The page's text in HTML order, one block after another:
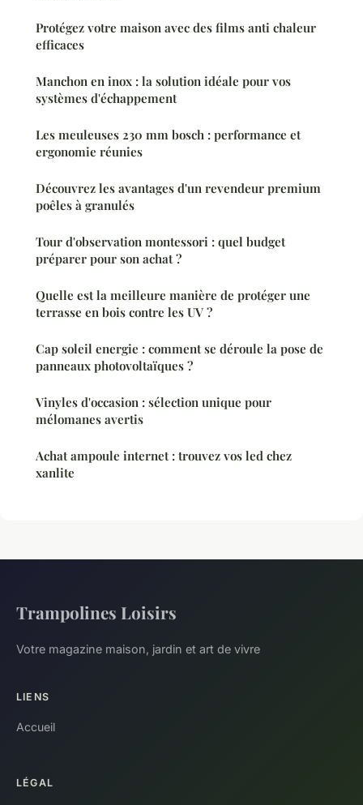
Protégez votre maison avec des films anti chaleur
efficaces
Manchon en inox : la solution idéale pour vos
systèmes d'échappement
Les meuleuses 230 mm bosch : performance et
ergonomie réunies
Découvrez les avantages d'un revendeur premium
poêles à granulés
Tour d'observation montessori : quel budget
préparer pour son achat ?
Quelle est la meilleure manière de protéger une
terrasse en bois contre les UV ?
Cap soleil energie : comment se déroule la pose de
panneaux photovoltaïques ?
Vinyles d'occasion : sélection unique pour
mélomanes avertis
Achat ampoule internet : trouvez vos led chez
xanlite
Trampolines Loisirs
Votre magazine maison, jardin et art de vivre
LIENS
Accueil
LÉGAL